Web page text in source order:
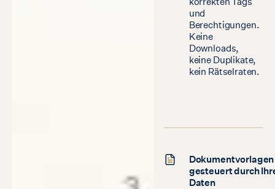
und
Berechtigungen.
Keine
Downloads,
keine Duplikate,
kein Rätselraten.
gesteuert durch
Daten